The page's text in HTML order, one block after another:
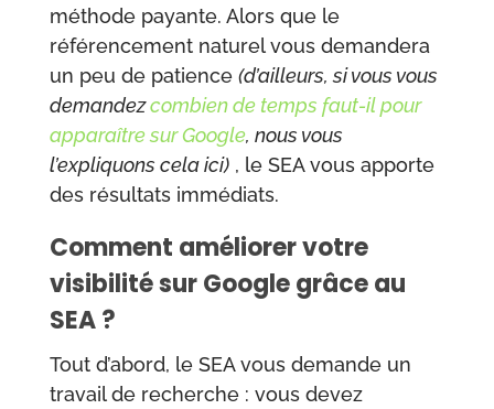
méthode payante. Alors que le
référencement naturel vous demandera
un peu de patience (d’ailleurs, si vous vous
demandezcombiendetemps faut-ilpour
apparaîtresurGoogle, nous vous
l’expliquons cela ici), le SEA vous apporte
des résultats immédiats.
Comment améliorer votre
visibilité sur Google grâce au
SEA ?
Tout d’abord, le SEA vous demande un
travail de recherche : vous devez